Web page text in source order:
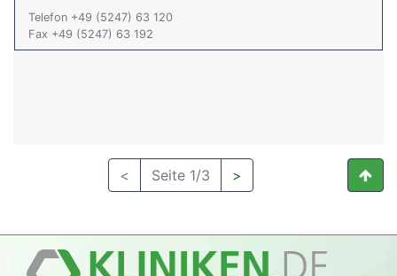
Telefon +49 (5247) 63 120
Fax +49 (5247) 63 192
< Seite 1/3 >